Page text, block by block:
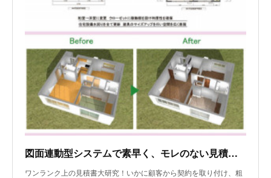
図面連動型システムで素早く、モレのない見積書を作成！
ワンランク上の見積書大研究！いかに顧客から契約を取り付け、粗